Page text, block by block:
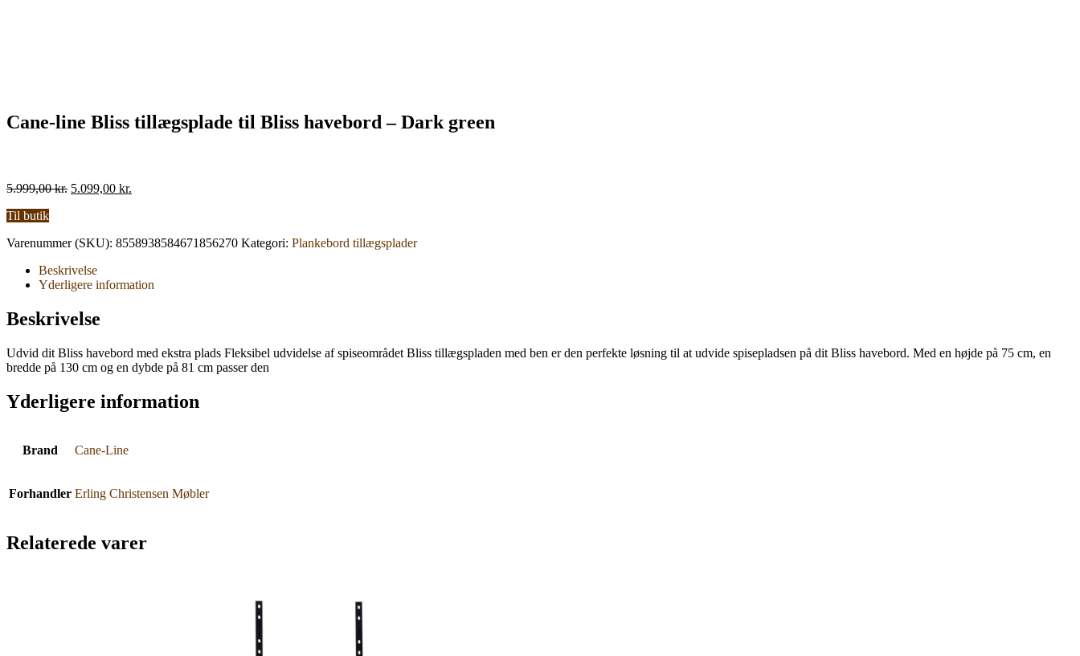
Cane-line Bliss tillægsplade til Bliss havebord – Dark green
5.999,00kr. Den
5.999,00 kr..
5.099,00 kr.
5.099,00 kr..
Til butik
Varenummer (SKU): 8558938584671856270 Kategori: Plankebord tillægsplader
Beskrivelse
Yderligere information
Beskrivelse
Udvid dit Bliss havebord med ekstra plads Fleksibel udvidelse af spiseområdet Bliss tillægspladen med ben er den perfekte løsning til at udvide spisepladsen på dit Bliss havebord. Med en højde på 75 cm, en
bredde på 130 cm og en dybde på 81 cm passer den
Yderligere information
Brand Cane-Line
Forhandler Erling Christensen Møbler
Relaterede varer